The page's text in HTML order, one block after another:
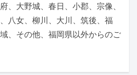
、大野城、春日、小郡、宗像、
八女、柳川、大川、筑後、福
、その他、福岡県以外からのご